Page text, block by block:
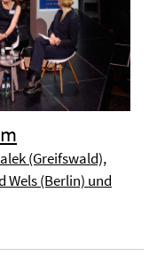
(Greifswald),
Wels (Berlin) und